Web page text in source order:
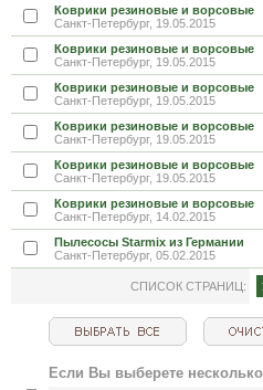
Коврики резиновые и ворсовые
Санкт-Петербург, 19.05.2015
Коврики резиновые и ворсовые
Санкт-Петербург, 19.05.2015
Коврики резиновые и ворсовые
Санкт-Петербург, 19.05.2015
Коврики резиновые и ворсовые
Санкт-Петербург, 19.05.2015
Коврики резиновые и ворсовые
Санкт-Петербург, 19.05.2015
Коврики резиновые и ворсовые
Санкт-Петербург, 14.02.2015
Пылесосы Starmix из Германии
Санкт-Петербург, 05.02.2015
СПИСОК СТРАНИЦ:
Если Вы выберете